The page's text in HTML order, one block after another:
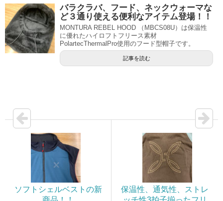
バラクラバ、フード、ネックウォーマな
ど３通り使える便利なアイテム登場！！
MONTURA REBEL HOOD （MBCS08U）は保温性
に優れたハイロフトフリース素材
PolartecThermalPro使用のフード型帽子です。
記事を読む
ソフトシェルベストの新
保温性、通気性、ストレ